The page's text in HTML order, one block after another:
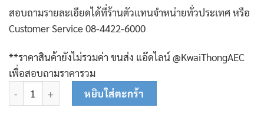
สอบถามรายละเอียดได้ที่ร้านตัวแทนจำหน่ายทั่วประเทศ หรือ
Customer Service 08-4422-6000
**ราคาสินค้ายังไม่รวมค่า ขนส่ง แอ๊ดไลน์ @KwaiThongAEC
เพื่อสอบถามราคารวม
จำนวน N801 เครื่องสีข้าวไร้ฝุ่น นาคี ชิ้น
หยิบใส่ตะกร้า